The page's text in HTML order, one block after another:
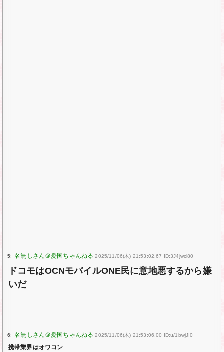
5: 2025/11/06(木) 21:53:02.67 ID:3J4jwcl80
ドコモはOCNモバイルONE民に意地悪するから嫌
いだ
6: 2025/11/06(木) 21:53:06.00 ID:u/1bwjJI0
携帯業界はオワコン